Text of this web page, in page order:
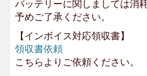
バッテリーに関しましては消
予めご了承ください。
【インボイス対応領収書】
領収書依頼
こちらよりご依頼ください。